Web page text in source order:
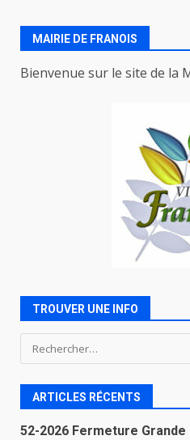
MAIRIE DE FRANOIS
Bienvenue sur le site de la
TROUVER UNE INFO
Rechercher :
ARTICLES RÉCENTS
52-2026 Fermeture Grande